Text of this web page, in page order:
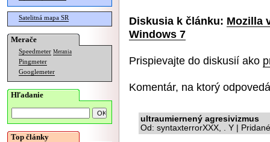
Satelitná mapa SR
Merače
Speedmeter Merania
Pingmeter
Googlemeter
Hľadanie
Top články
Diskusia k článku: Mozilla
Windows 7
Prispievajte do diskusií ako
Komentár, na ktorý
ultraumiernený agresivizmus
Od: syntaxterrorXXX, . Y |